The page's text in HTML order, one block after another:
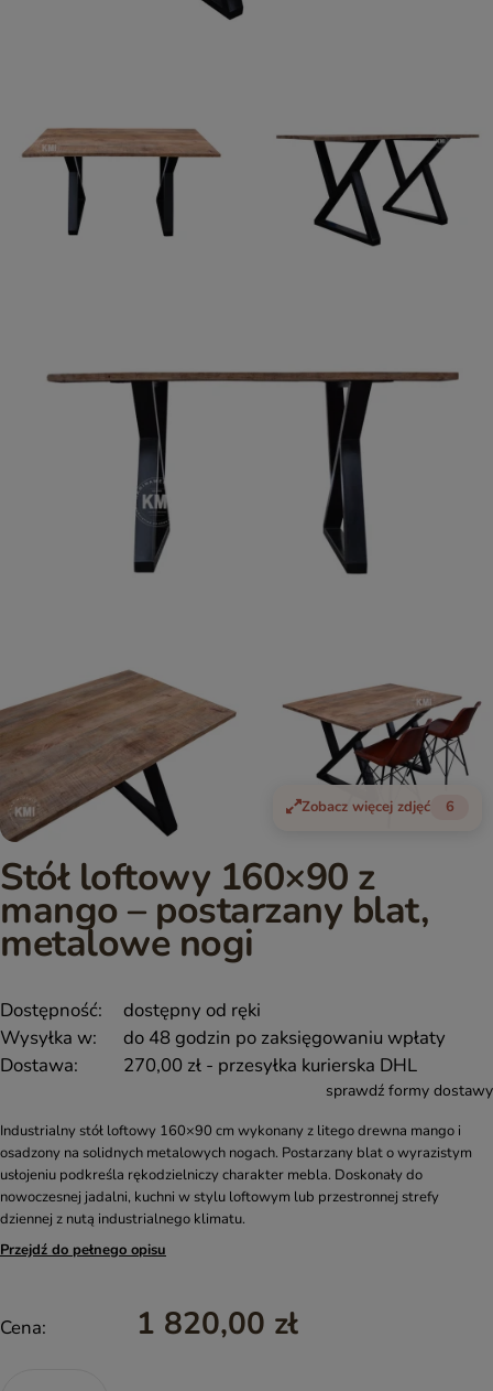
Zobacz więcej zdjęć 6
Stół loftowy 160×90 z
mango – postarzany blat,
metalowe nogi
Dostępność:
dostępny od ręki
Wysyłka w:
do 48 godzin po zaksięgowaniu wpłaty
Dostawa:
270,00 zł - przesyłka kurierska DHL
sprawdź formy dostawy
Industrialny stół loftowy 160×90 cm wykonany z litego drewna mango i
osadzony na solidnych metalowych nogach. Postarzany blat o wyrazistym
usłojeniu podkreśla rękodzielniczy charakter mebla. Doskonały do
nowoczesnej jadalni, kuchni w stylu loftowym lub przestronnej strefy
dziennej z nutą industrialnego klimatu.
Przejdź do pełnego opisu
Cena: 1 820,00 zł